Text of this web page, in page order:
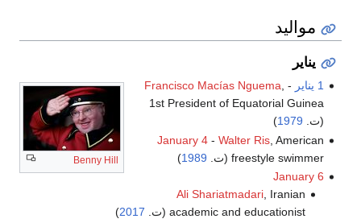
مواليد
يناير
Benny Hill
1 يناير -
Francisco Macías Nguema,
1st President of Equatorial Guinea
(ت. 1979
)
January 4- Walter Ris, American
freestyle swimmer (ت.
1989
)
January 6
Ali Shariatmadari , Iranian
academic and educationist (ت.
2017
)